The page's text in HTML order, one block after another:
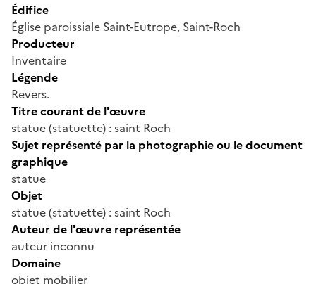
Édifice
Église paroissiale Saint-Eutrope, Saint-Roch
Producteur
Inventaire
Légende
Revers.
Titre courant de l'œuvre
statue (statuette) : saint Roch
Sujet représenté par la photographie ou le document
graphique
statue
Objet
statue (statuette) : saint Roch
Auteur de l'œuvre représentée
auteur inconnu
Domaine
objet mobilier